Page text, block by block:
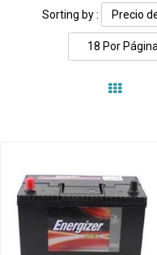
Sorting by : Precio
18 Por Página